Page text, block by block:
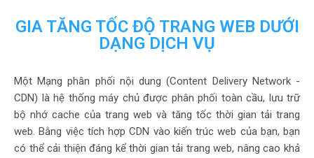
GIA TĂNG TỐC ĐỘ TRANG WEB DƯỚI
DẠNG DỊCH VỤ
Một Mạng phân phối nội dung (Content Delivery Network -
CDN) là hệ thống máy chủ được phân phối toàn cầu, lưu trữ
bộ nhớ cache của trang web và tăng tốc thời gian tải trang
web. Bằng việc tích hợp CDN vào kiến trúc web của bạn, bạn
có thể cải thiện đáng kể thời gian tải trang web, nâng cao khả